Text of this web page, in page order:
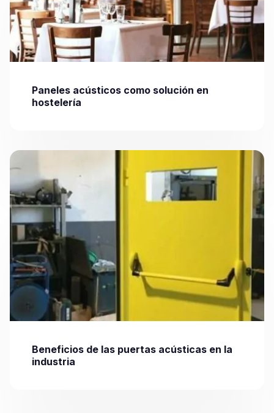
Paneles acústicos como solución en
hostelería
Beneficios de las puertas acústicas en la
industria